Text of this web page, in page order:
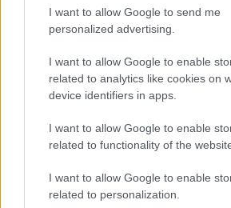
I want to allow Google to send me
personalized advertising.
I want to allow Google to enable
related to analytics like cookies on
device identifiers in apps.
I want to allow Google to enable
related to functionality of the
I want to allow Google to enable
related to personalization.
WRT emelőjével, így az utolsó
biztosan veszítenek majd.
A Próban Pier Guidi és Garcia
van. Ezt egy safety car éppen-éppen
erőből ezt még annyira se lehet itt
az amatőrök között.
A különbség nagyjából 1:40, lesz